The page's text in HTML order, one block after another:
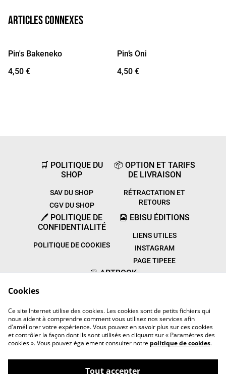
Articles connexes
Pin's Bakeneko
4,50 €
Pin’s Oni
4,50 €
🛒 POLITIQUE DU
SHOP
SAV DU SHOP
CGV DU SHOP
📦 OPTION ET TARIFS
DE LIVRAISON
RÉTRACTATION ET
RETOURS
🖊️ POLITIQUE DE
CONFIDENTIALITÉ
POLITIQUE DE COOKIES
👺 EBISU ÉDITIONS
LIENS UTILES
INSTAGRAM
PAGE TIPEEE
📕 ARTBOOK
TON AVIS
Cookies
Ce site Internet utilise des cookies. Les cookies sont de petits fichiers qui
nous aident à comprendre comment vous utilisez nos services afin
d'améliorer votre expérience. Vous pouvez en savoir plus sur ces cookies
et contrôler la façon dont ils sont utilisés en cliquant sur « Paramètres des
cookies ». Vous pouvez également consulter notre politique de cookies.
Tout accepter